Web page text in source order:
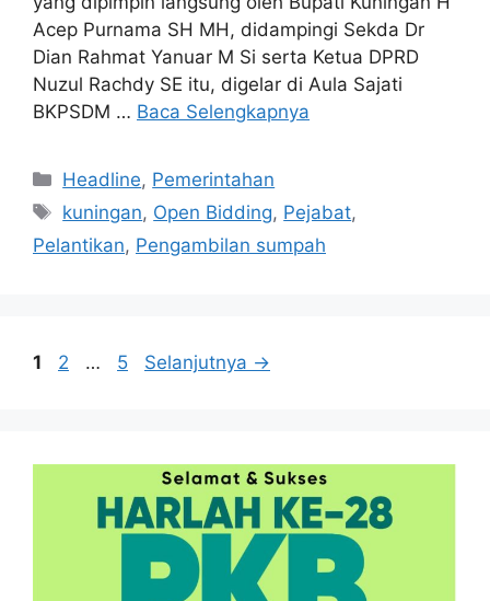
Acep Purnama SH MH, didampingi Sekda Dr
Dian Rahmat Yanuar M Si serta Ketua DPRD
Nuzul Rachdy SE itu, digelar di Aula Sajati
BKPSDM … Baca Selengkapnya
Kategori
Headline, Pemerintahan
Tag
kuningan, Open Bidding, Pejabat,
Pelantikan, Pengambilan sumpah
Halaman
1 Halaman
2 … Halaman
5 Selanjutnya →